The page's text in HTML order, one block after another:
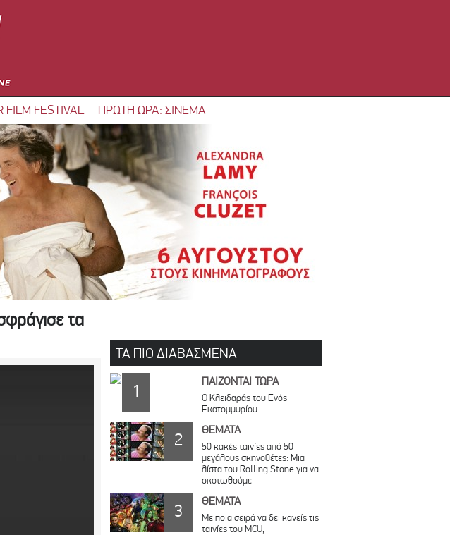
FILM FESTIVAL ΠΡΩΤΗ ΩΡΑ: ΣΙΝΕΜΑ
τα
ΤΑ ΠΙΟ ΔΙΑΒΑΣΜΕΝΑ
1 ΠΑΙΖΟΝΤΑΙ ΤΩΡΑ
Ο Κλειδαράς του Ενός
Εκατομμυρίου
2 ΘΕΜΑΤΑ
50 κακές ταινίες από 50
μεγάλους σκηνοθέτες: Μια
λίστα του Rolling Stone για να
σκοτωθούμε
3 ΘΕΜΑΤΑ
Με ποια σειρά να δει κανείς τις
ταινίες του MCU;